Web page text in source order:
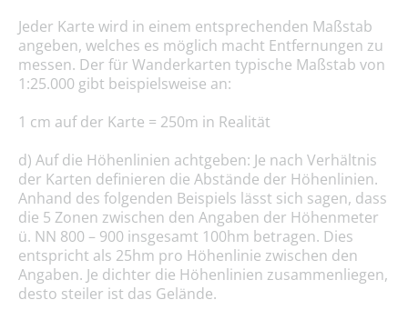
Jeder Karte wird in einem entsprechenden Maßstab
angeben, welches es möglich macht Entfernungen zu
messen. Der für Wanderkarten typische Maßstab von
1:25.000 gibt beispielsweise an:
1 cm auf der Karte = 250m in Realität
d) Auf die Höhenlinien achtgeben: Je nach Verhältnis
der Karten definieren die Abstände der Höhenlinien.
Anhand des folgenden Beispiels lässt sich sagen, dass
die 5 Zonen zwischen den Angaben der Höhenmeter
ü. NN 800 – 900 insgesamt 100hm betragen. Dies
entspricht als 25hm pro Höhenlinie zwischen den
Angaben. Je dichter die Höhenlinien zusammenliegen,
desto steiler ist das Gelände.